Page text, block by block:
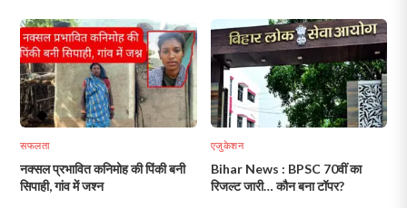
सफलता
नक्सल प्रभावित कनिमोह की पिंकी बनी
सिपाही, गांव में जश्न
एजुकेशन
Bihar News : BPSC 70वीं का
रिजल्ट जारी… कौन बना टॉपर?